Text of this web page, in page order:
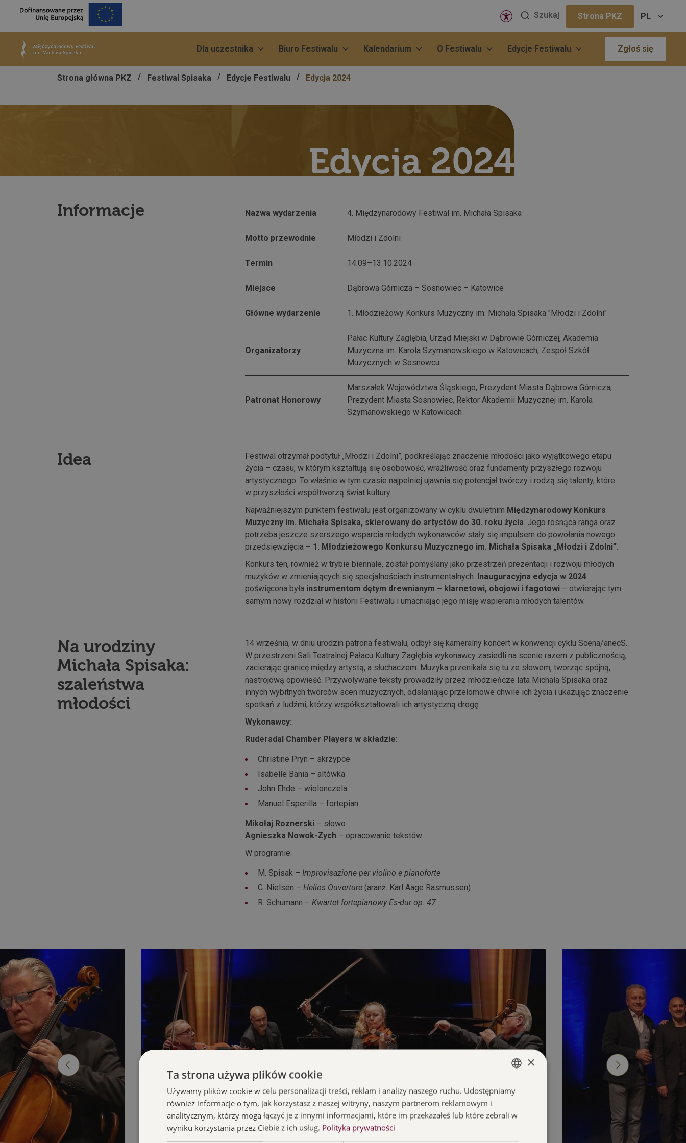
Szukaj
Wyszukaj
Strona PKZ PL
Dla uczestnika Biuro Festiwalu Kalendarium O Festiwalu Edycje Festiwalu Zgłoś się
Strona główna PKZ / Festiwal Spisaka / Edycje Festiwalu / Edycja 2024
Edycja 2024
Informacje Nazwa wydarzenia 4. Międzynarodowy Festiwal im. Michała Spisaka
Motto przewodnie Młodzi i Zdolni
Termin 14.09–13.10.2024
Miejsce Dąbrowa Górnicza – Sosnowiec – Katowice
Główne wydarzenie 1. Młodzieżowy Konkurs Muzyczny im. Michała Spisaka "Młodzi i Zdolni"
Organizatorzy
Pałac Kultury Zagłębia, Urząd Miejski w Dąbrowie Górniczej, Akademia
Muzyczna im. Karola Szymanowskiego w Katowicach, Zespół Szkół
Muzycznych w Sosnowcu
Patronat Honorowy
Marszałek Województwa Śląskiego, Prezydent Miasta Dąbrowa Górnicza,
Prezydent Miasta Sosnowiec, Rektor Akademii Muzycznej im. Karola
Szymanowskiego w Katowicach
Idea
Festiwal otrzymał podtytuł „Młodzi i Zdolni”, podkreślając znaczenie młodości jako wyjątkowego etapu
życia – czasu, w którym kształtują się osobowość, wrażliwość oraz fundamenty przyszłego rozwoju
artystycznego. To właśnie w tym czasie najpełniej ujawnia się potencjał twórczy i rodzą się talenty, które
w przyszłości współtworzą świat kultury.
Najważniejszym punktem festiwalu jest organizowany w cyklu dwuletnim Międzynarodowy Konkurs
Muzyczny im. Michała Spisaka, skierowany do artystów do 30. roku życia. Jego rosnąca ranga oraz
potrzeba jeszcze szerszego wsparcia młodych wykonawców stały się impulsem do powołania nowego
przedsięwzięcia – 1. Młodzieżowego Konkursu Muzycznego im. Michała Spisaka „Młodzi i Zdolni”.
Konkurs ten, również w trybie biennale, został pomyślany jako przestrzeń prezentacji i rozwoju młodych
muzyków w zmieniających się specjalnościach instrumentalnych. Inauguracyjna edycja w 2024
poświęcona była instrumentom dętym drewnianym – klarnetowi, obojowi i fagotowi – otwierając tym
samym nowy rozdział w historii Festiwalu i umacniając jego misję wspierania młodych talentów.
Na urodziny
Michała Spisaka:
szaleństwa
młodości
14 września, w dniu urodzin patrona festiwalu, odbył się kameralny koncert w konwencji cyklu Scena/anecS.
W przestrzeni Sali Teatralnej Pałacu Kultury Zagłębia wykonawcy zasiedli na scenie razem z publicznością,
zacierając granicę między artystą, a słuchaczem. Muzyka przenikała się tu ze słowem, tworząc spójną,
nastrojową opowieść. Przywoływane teksty prowadziły przez młodzieńcze lata Michała Spisaka oraz
innych wybitnych twórców scen muzycznych, odsłaniając przełomowe chwile ich życia i ukazując znaczenie
spotkań z ludźmi, którzy współkształtowali ich artystyczną drogę.
Wykonawcy:
Rudersdal Chamber Players w składzie:
Christine Pryn – skrzypce
Isabelle Bania – altówka
John Ehde – wiolonczela
Manuel Esperilla – fortepian
Mikołaj Roznerski – słowo
Agnieszka Nowok-Zych – opracowanie tekstów
W programie:
M. Spisak – Improvisazione per violino e pianoforte
C. Nielsen – Helios Ouverture (aranż. Karl Aage Rasmussen)
R. Schumann – Kwartet fortepianowy Es-dur op. 47
POLISH
×
Ta strona używa plików cookie
Używamy plików cookie w celu personalizacji treści, reklam i analizy naszego ruchu. Udostępniamy
również informacje o tym, jak korzystasz z naszej witryny, naszym partnerom reklamowym i
analitycznym, którzy mogą łączyć je z innymi informacjami, które im przekazałeś lub które zebrali w
wyniku korzystania przez Ciebie z ich usług. Polityka prywatności